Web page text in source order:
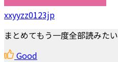
xxyyzz0123jp
まとめてもう一度全部読みたい
Good